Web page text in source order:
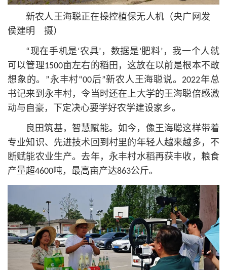
新农人王海聪正在操控植保无人机（央广网发
侯建明 摄）
“现在手机是‘农具’，数据是‘肥料’，我一个人就
可以管理1500亩左右的稻田，这放在以前是根本不敢
想象的。”永丰村“00后”新农人王海聪说。2022年总
书记来到永丰村，令当时还在上大学的王海聪倍感激
动与自豪，下定决心要学好农学建设家乡。
良田筑基，智慧赋能。如今，像王海聪这样带着
专业知识、先进技术回到村里的年轻人越来越多，不
断赋能农业生产。去年，永丰村水稻再获丰收，粮食
产量超4600吨，最高亩产达863公斤。